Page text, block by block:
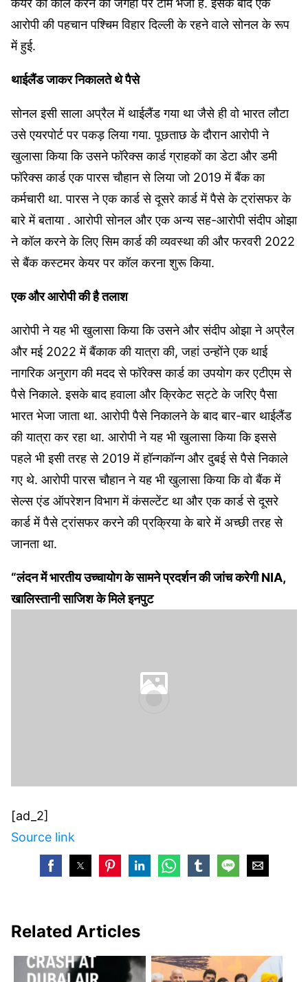
केयर को कॉल करने की जगहों पर टीम भेजी है. इसके बाद एक
आरोपी की पहचान पश्चिम विहार दिल्ली के रहने वाले सोनल के रूप
में हुई.
थाईलैंड जाकर निकालते थे पैसे
सोनल इसी साला अप्रैल में थाईलैंड गया था जैसे ही वो भारत लौटा
उसे एयरपोर्ट पर पकड़ लिया गया. पूछताछ के दौरान आरोपी ने
खुलासा किया कि उसने फॉरेक्स कार्ड ग्राहकों का डेटा और डमी
फॉरेक्स कार्ड एक पारस चौहान से लिया जो 2019 में बैंक का
कर्मचारी था. पारस ने एक कार्ड से दूसरे कार्ड में पैसे के ट्रांसफर के
बारे में बताया . आरोपी सोनल और एक अन्य सह-आरोपी संदीप ओझा
ने कॉल करने के लिए सिम कार्ड की व्यवस्था की और फरवरी 2022
से बैंक कस्टमर केयर पर कॉल करना शुरू किया.
एक और आरोपी की है तलाश
आरोपी ने यह भी खुलासा किया कि उसने और संदीप ओझा ने अप्रैल
और मई 2022 में बैंकाक की यात्रा की, जहां उन्होंने एक थाई
नागरिक अनुराग की मदद से फॉरेक्स कार्ड का उपयोग कर एटीएम से
पैसे निकाले. इसके बाद हवाला और क्रिकेट सट्टे के जरिए पैसा
भारत भेजा जाता था. आरोपी पैसे निकालने के बाद बार-बार थाईलैंड
की यात्रा कर रहा था. आरोपी ने यह भी खुलासा किया कि इससे
पहले भी इसी तरह से 2019 में हॉन्गकॉन्ग और दुबई से पैसे निकाले
गए थे. आरोपी पारस चौहान ने यह भी खुलासा किया कि वो बैंक में
सेल्स एंड ऑपरेशन विभाग में कंसल्टेंट था और एक कार्ड से दूसरे
कार्ड में पैसे ट्रांसफर करने की प्रक्रिया के बारे में अच्छी तरह से
जानता था.
“लंदन में भारतीय उच्‍चायोग के सामने प्रदर्शन की जांच करेगी NIA,
खालिस्‍तानी साजिश के मिले इनपुट
[ad_2]
Source link
Related Articles